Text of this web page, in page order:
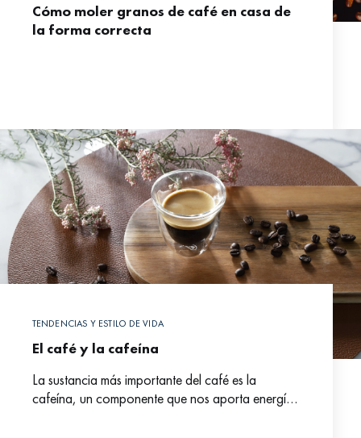
Cómo moler granos de café en casa de
la forma correcta
TENDENCIAS Y ESTILO DE VIDA
El café y la cafeína
La sustancia más importante del café es la
cafeína, un componente que nos aporta energía